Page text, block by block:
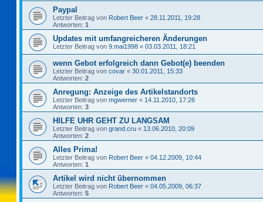
Paypal
Letzter Beitrag von Robert Beer « 28.11.2011, 19:28
Antworten: 1
Updates mit umfangreicheren Änderungen
Letzter Beitrag von 9.mai1998 « 03.03.2011, 18:21
wenn Gebot erfolgreich dann Gebot(e) beenden
Letzter Beitrag von covar « 30.01.2011, 15:33
Antworten: 2
Anregung: Anzeige des Artikelstandorts
Letzter Beitrag von mgwerner « 14.11.2010, 17:26
Antworten: 3
HILFE UHR GEHT ZU LANGSAM
Letzter Beitrag von grand.cru « 13.06.2010, 20:09
Antworten: 2
Alles Prima!
Letzter Beitrag von Robert Beer « 04.12.2009, 10:44
Antworten: 1
Artikel wird nicht übernommen
Letzter Beitrag von Robert Beer « 04.05.2009, 06:37
Antworten: 5